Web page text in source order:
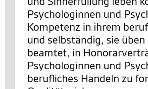
Psychologinnen und
Kompetenz in ihrem
und selbständig, sie
beamtet, in
Psychologinnen und
berufliches Handeln zu